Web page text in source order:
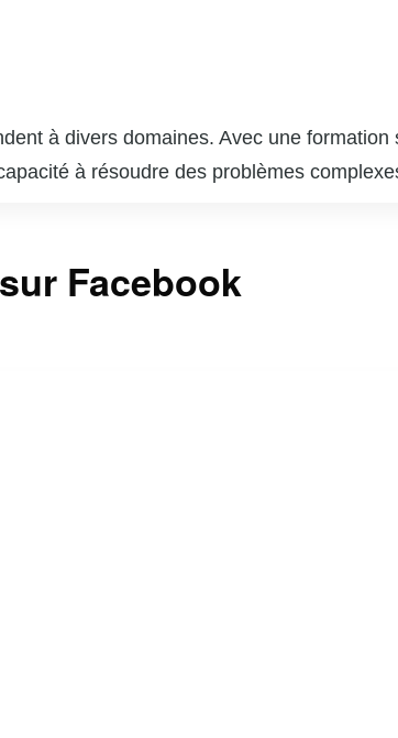
à divers domaines. Avec une
à résoudre des problèmes
efficace entre les différentes
Facebook